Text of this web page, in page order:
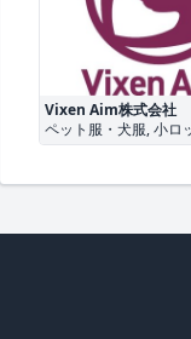
Vixen Aim株式会社
ペット服・犬服, 小ロ